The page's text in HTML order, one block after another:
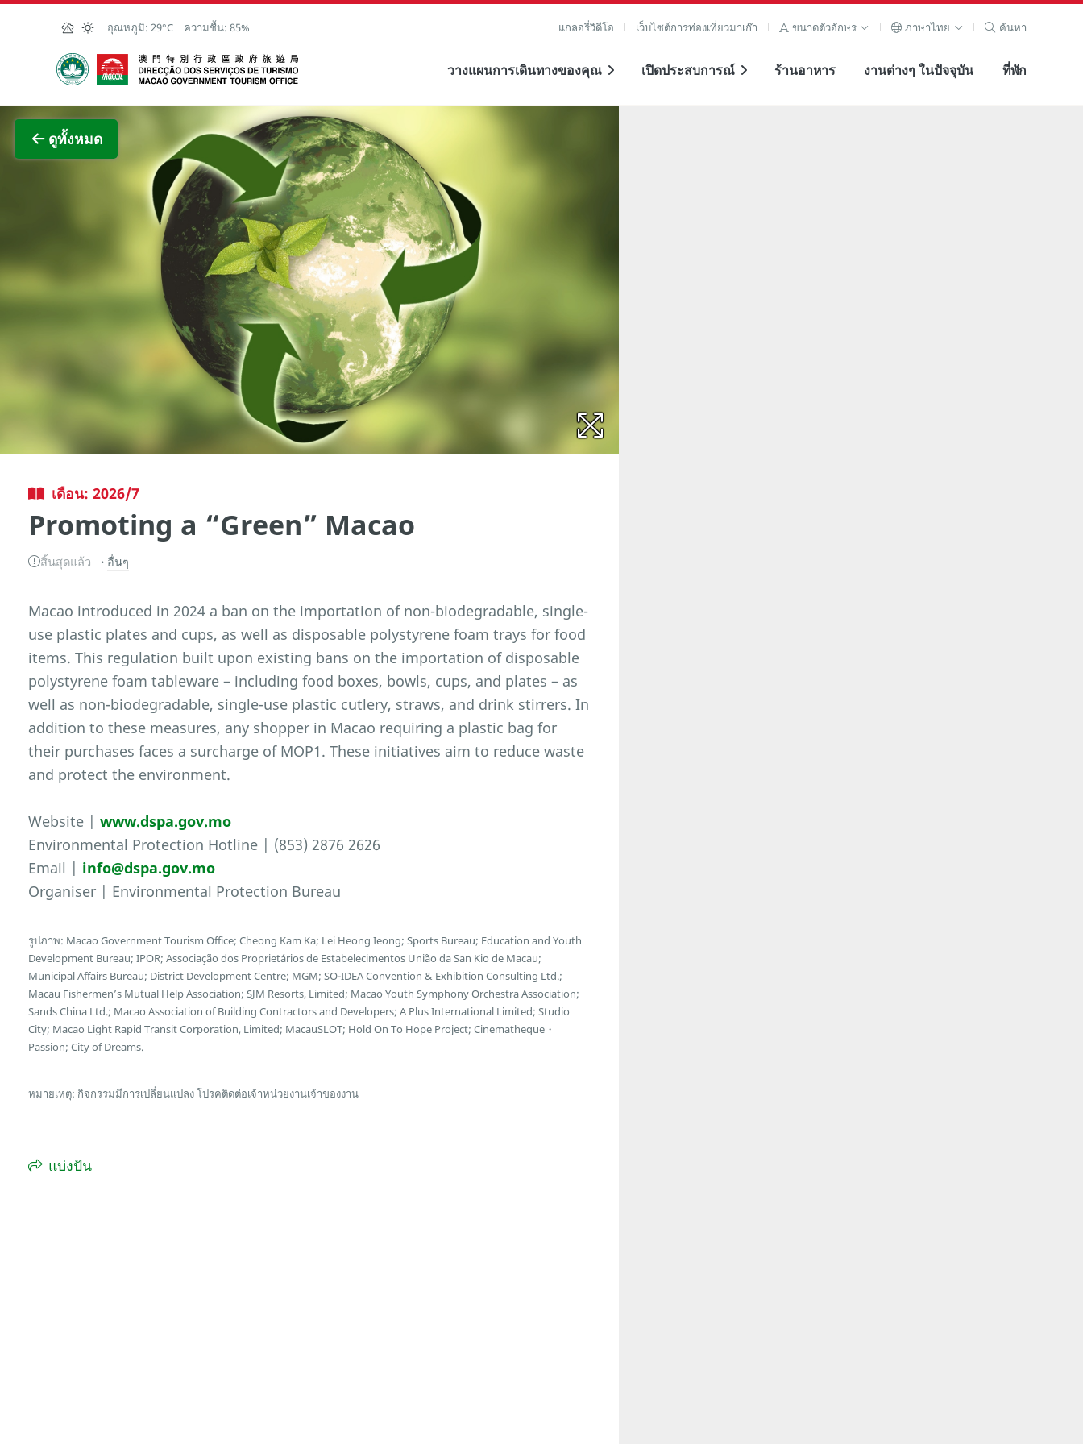
Skip to Main Content
อุณหภูมิ: 29°C ความชื้น: 85% แกลอรี่วิดีโอ เว็บไซต์การท่องเที่ยวมาเก๊า ขนาดตัวอักษร ภาษาไทย ค้นหา
สำนักงานการท่องเที่ยวของรัฐบาลมาเก๊า
วางแผนการเดินทางของคุณ เปิดประสบการณ์ ร้านอาหาร งานต่างๆ ในปัจจุบัน ที่พัก
ดูทั้งหมด
ภาพขยาย
เดือน: 2026/7
Promoting a “Green” Macao
สิ้นสุดแล้ว อื่นๆ
Macao introduced in 2024 a ban on the importation of non-biodegradable, single-
use plastic plates and cups, as well as disposable polystyrene foam trays for food
items. This regulation built upon existing bans on the importation of disposable
polystyrene foam tableware – including food boxes, bowls, cups, and plates – as
well as non-biodegradable, single-use plastic cutlery, straws, and drink stirrers. In
addition to these measures, any shopper in Macao requiring a plastic bag for
their purchases faces a surcharge of MOP1. These initiatives aim to reduce waste
and protect the environment.
Website |www.dspa.gov.mo
Environmental Protection Hotline | (853) 2876 2626
Email | info@dspa.gov.mo
Organiser | Environmental Protection Bureau
รูปภาพ: Macao Government Tourism Office; Cheong Kam Ka; Lei Heong Ieong; Sports Bureau; Education and Youth
Development Bureau; IPOR; Associação dos Proprietários de Estabelecimentos União da San Kio de Macau;
Municipal Affairs Bureau; District Development Centre; MGM; SO-IDEA Convention & Exhibition Consulting Ltd.;
Macau Fishermen’s Mutual Help Association; SJM Resorts, Limited; Macao Youth Symphony Orchestra Association;
Sands China Ltd.; Macao Association of Building Contractors and Developers; A Plus International Limited; Studio
City; Macao Light Rapid Transit Corporation, Limited; MacauSLOT; Hold On To Hope Project; Cinematheque・
Passion; City of Dreams.
หมายเหตุ: กิจกรรมมีการเปลี่ยนแปลง โปรคติดต่อเจ้าหน่วยงานเจ้าของงาน
แบ่งปัน